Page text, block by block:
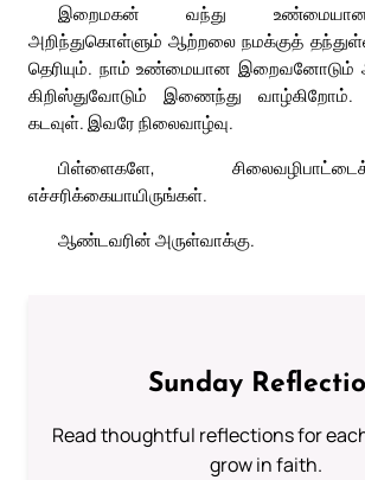
இறைமகன் வந்து
அறிந்துகொள்ளும் ஆற்றலை நமக்குத்
தெரியும். நாம் உண்மையான இறைவனோடும்
கிறிஸ்துவோடும் இணைந்து
கடவுள். இவரே நிலைவாழ்வு.
பிள்ளைகளே,
எச்சரிக்கையாயிருங்கள்.
ஆண்டவரின் அருள்வாக்கு.
Sunday
Read thoughtful reflections for
grow in faith.